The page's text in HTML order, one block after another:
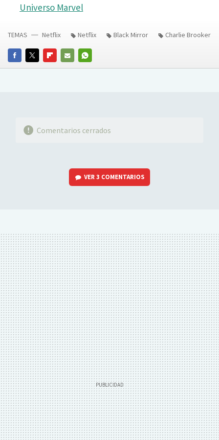
Universo Marvel
FACEBOOKTWITTERFLIPBOARD
E-
WHATSAPP
TEMAS Netflix Netflix Black Mirror Charlie Brooker
Comentarios cerrados
VER3 COMENTARIOS